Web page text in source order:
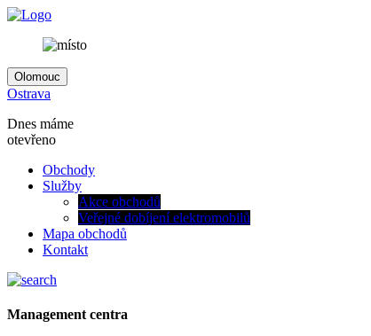
Olomouc
Ostrava
Dnes máme
otevřeno
Obchody
Služby
Akce obchodů
Veřejné dobíjení elektromobilů
Mapa obchodů
Kontakt
Management centra